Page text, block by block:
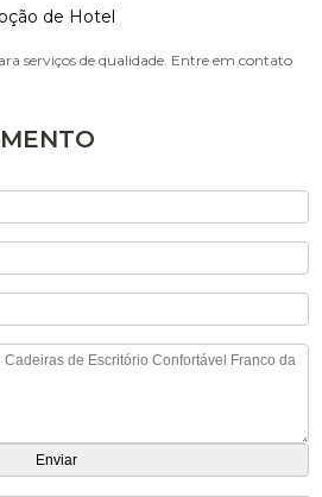
de Hotel
serviços de qualidade. Entre em contato